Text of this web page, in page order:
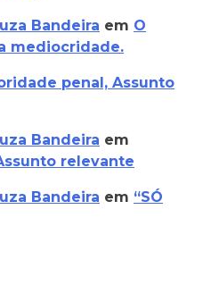
Bandeira em O
mediocridade.
penal, Assunto
Bandeira em
relevante
Bandeira em “SÓ